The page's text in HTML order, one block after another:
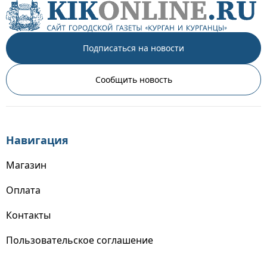
Подписаться на новости
Сообщить новость
Навигация
Магазин
Оплата
Контакты
Пользовательское соглашение